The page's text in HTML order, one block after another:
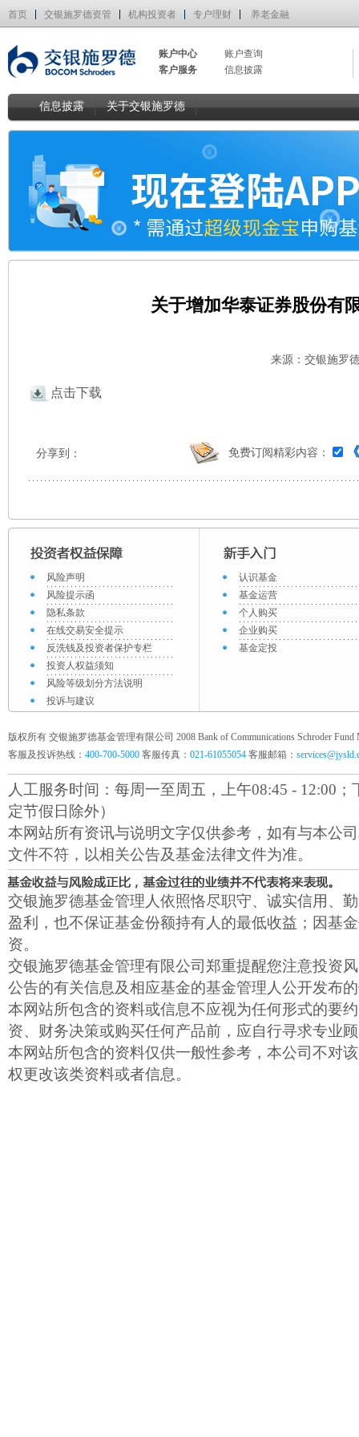
首页 交银施罗德资管 机构投资者 专户理财 养老金融
账户中心
账户查询
客户服务
信息披露
信息披露 关于交银施罗德
关于增加华泰证券股份有
来源：交银施罗
点击下载
分享到： 免费订阅精彩内容：
风险声明
风险提示函
隐私条款
在线交易安全提示
反洗钱及投资者保护专栏
投资人权益须知
风险等级划分方法说明
投诉与建议
认识基金
基金运营
个人购买
企业购买
基金定投
版权所有 交银施罗德基金管理有限公司 2008 Bank of Communications Schroder Fund
客服及投诉热线： 400-700-5000 客服传真： 021-61055054 客服邮箱：
人工服务时间：每周一至周五，上午08:45 - 12:00；
定节假日除外）
本网站所有资讯与说明文字仅供参考，如有与本公
文件不符，以相关公告及基金法律文件为准。
交银施罗德基金管理人依照恪尽职守、诚实信用、
盈利，也不保证基金份额持有人的最低收益；因基
资。
交银施罗德基金管理有限公司郑重提醒您注意投资
公告的有关信息及相应基金的基金管理人公开发布
本网站所包含的资料或信息不应视为任何形式的要
资、财务决策或购买任何产品前，应自行寻求专业
本网站所包含的资料仅供一般性参考，本公司不对
权更改该类资料或者信息。